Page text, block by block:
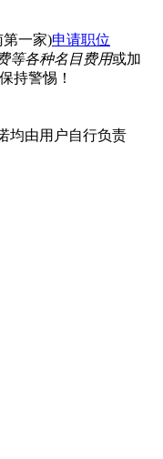
第一家)申请职位
等各种名目费用或加
持警惕！
均由用户自行负责